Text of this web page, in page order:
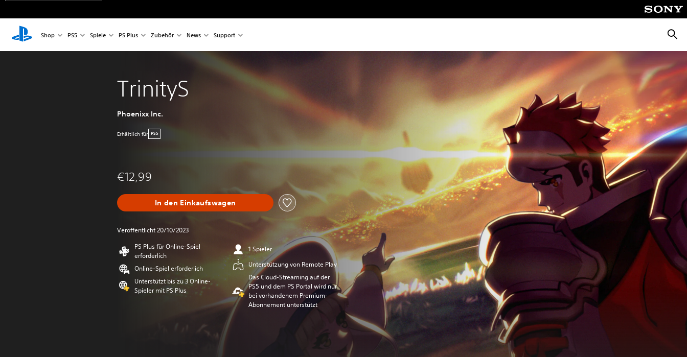
Shop PS5 Spiele PS Plus Zubehör News Support
TrinityS
Phoenixx Inc.
Erhältlich für PS5
€12,99
In den Einkaufswagen
Veröffentlicht 20/10/2023
PS Plus für Online-Spiel
erforderlich
Online-Spiel erforderlich
Unterstützt bis zu 3 Online-
Spieler mit PS Plus
1 Spieler
Unterstützung von Remote Play
Das Cloud-Streaming auf der
PS5 und dem PS Portal wird nur
bei vorhandenem Premium-
Abonnement unterstützt